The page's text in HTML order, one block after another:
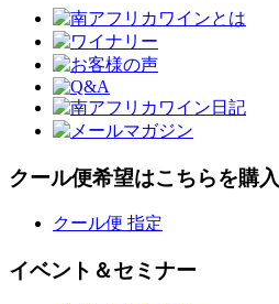
クール便希望はこちらを購入
クール便 指定
イベント＆セミナー